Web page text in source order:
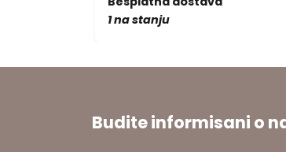
1 na stanju
Budite informisani o